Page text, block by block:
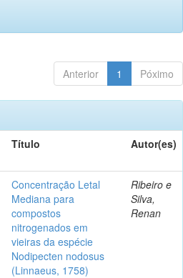
Anterior 1 Póximo
Título Autor(es)
Concentração Letal
Mediana para
compostos
nitrogenados em
vieiras da espécie
Nodipecten nodosus
(Linnaeus, 1758)
Ribeiro e
Silva,
Renan